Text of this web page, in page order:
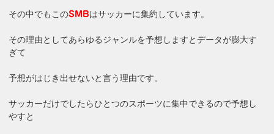
その中でもこのSMBはサッカーに集約しています。
その理由としてあらゆるジャンルを予想しますとデータが膨大す
ぎて
予想がはじき出せないと言う理由です。
サッカーだけでしたらひとつのスポーツに集中できるので予想し
やすと